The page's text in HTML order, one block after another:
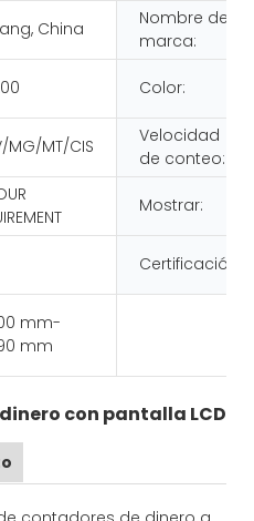
China
Nombre de
marca:
Color:
MG/MT/CIS
Velocidad
de conteo:
Mostrar:
Certificación:
mm-
mm
con pantalla LCD